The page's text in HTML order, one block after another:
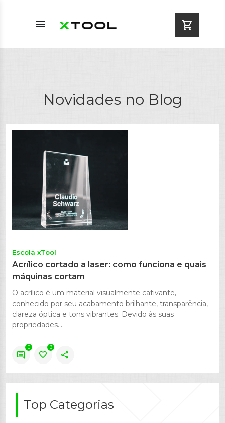
menu shopping_cart
Novidades no Blog
Escola xTool
Acrílico cortado a laser: como funciona e quais
máquinas cortam
O acrílico é um material visualmente cativante,
conhecido por seu acabamento brilhante, transparência,
clareza óptica e tons vibrantes. Devido às suas
propriedades...
comment
0
favorite
3
share
Top Categorias